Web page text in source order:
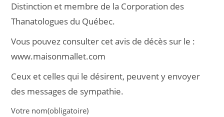
Distinction et membre de la Corporation des
Thanatologues du Québec.
Vous pouvez consulter cet avis de décès sur le :
www.maisonmallet.com
Ceux et celles qui le désirent, peuvent y envoyer
des messages de sympathie.
Votre nom(obligatoire)